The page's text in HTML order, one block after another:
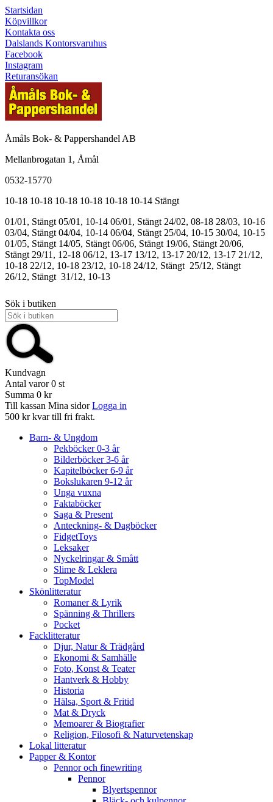
Startsidan
Köpvillkor
Kontakta oss
Dalslands Kontorsvaruhus
Facebook
Instagram
Returansökan
Åmåls Bok- & Pappershandel AB
Mellanbrogatan 1, Åmål
0532-15770
10-18 10-18 10-18 10-18 10-18 10-14 Stängt
01/01, Stängt 05/01, 10-14 06/01, Stängt 24/02, 08-18 28/03, 10-16
03/04, Stängt 04/04, 10-14 06/04, Stängt 25/04, 10-15 30/04, 10-15
01/05, Stängt 14/05, Stängt 06/06, Stängt 19/06, Stängt 20/06,
Stängt 29/11, 12-18 06/12, 13-17 13/12, 13-17 20/12, 13-17 21/12,
10-18 22/12, 10-18 23/12, 10-18 24/12, Stängt 25/12, Stängt
26/12, Stängt 31/12, 10-13
Sök i butiken
Kundvagn
Antal varor 0 st
Summa 0 kr
Till kassan Mina sidor Logga in
500 kr kvar till fri frakt.
Barn- & Ungdom
Pekböcker 0-3 år
Bilderböcker 3-6 år
Kapitelböcker 6-9 år
Bokslukaren 9-12 år
Unga vuxna
Faktaböcker
Saga & Present
Anteckning- & Dagböcker
FidgetToys
Leksaker
Nyckelringar & Smått
Slime & Leklera
TopModel
Skönlitteratur
Romaner & Lyrik
Spänning & Thrillers
Pocket
Facklitteratur
Djur, Natur & Trädgård
Ekonomi & Samhälle
Foto, Konst & Teater
Hantverk & Hobby
Historia
Hälsa, Sport & Fritid
Mat & Dryck
Memoarer & Biografier
Religion, Filosofi & Naturvetenskap
Lokal litteratur
Papper & Kontor
Pennor och finewriting
Pennor
Blyertspennor